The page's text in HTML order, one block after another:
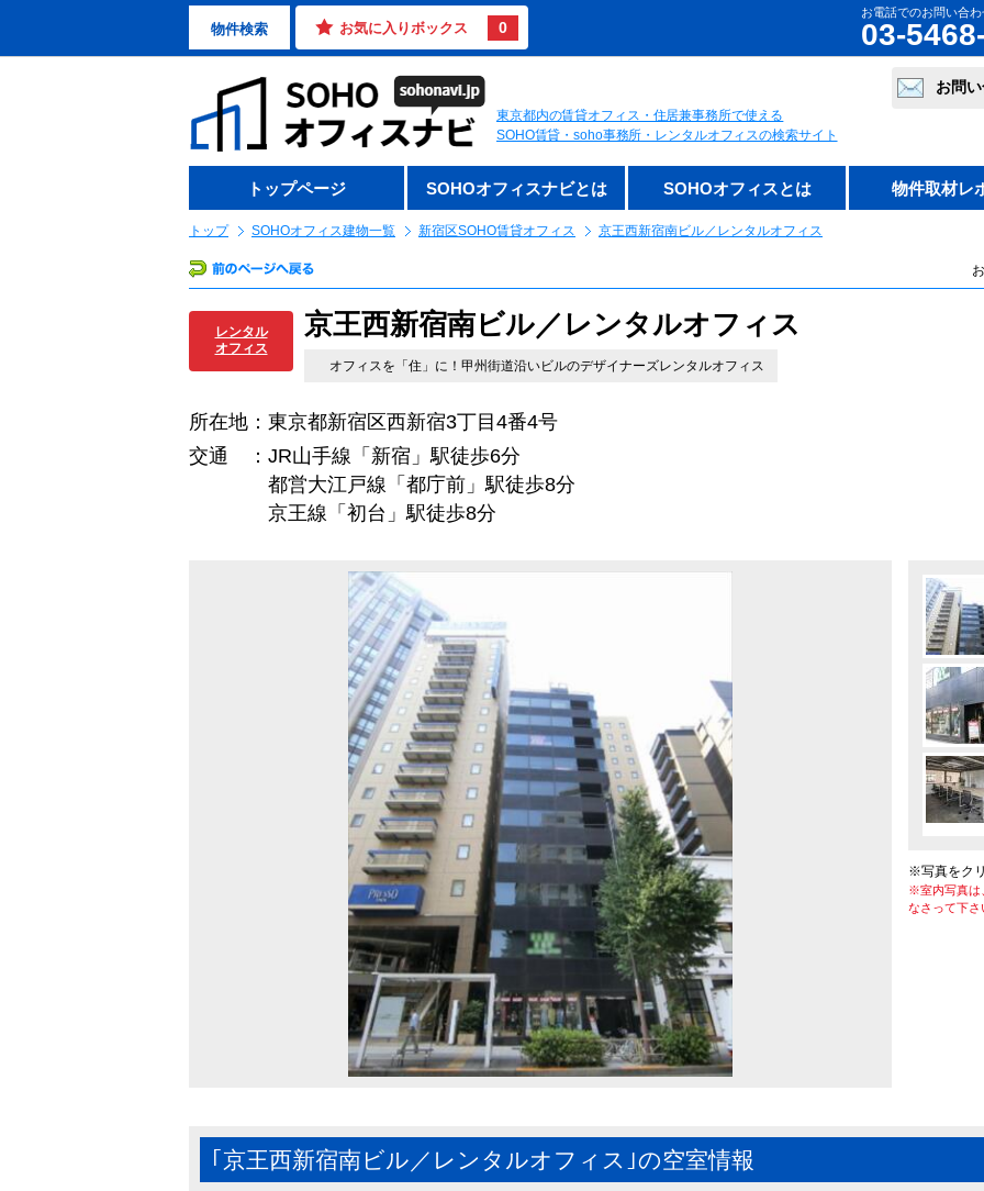
物件検索 お気に入りボックス 0
お電話でのお問い合わ
03-
東京都内の賃貸オフィス・住居兼事務所で使える
SOHO賃貸・soho事務所・レンタルオフィスの検索サイト
お問
トップページ SOHOオフィスナビとは SOHOオフィスとは 物件取材レ
トップ SOHOオフィス建物一覧 新宿区SOHO賃貸オフィス 京王西新宿南ビル／レンタルオフィス
レンタル
オフィス
京王西新宿南ビル／レンタルオフィス
オフィスを「住」に！甲州街道沿いビルのデザイナーズレンタルオフィス
所在地：東京都新宿区西新宿3丁目4番4号
交通 ：JR山手線「新宿」駅徒歩6分
都営大江戸線「都庁前」駅徒歩8分
京王線「初台」駅徒歩8分
※写真をク
※室内写真は
なさって下さ
｢京王西新宿南ビル／レンタルオフィス｣の空室情報